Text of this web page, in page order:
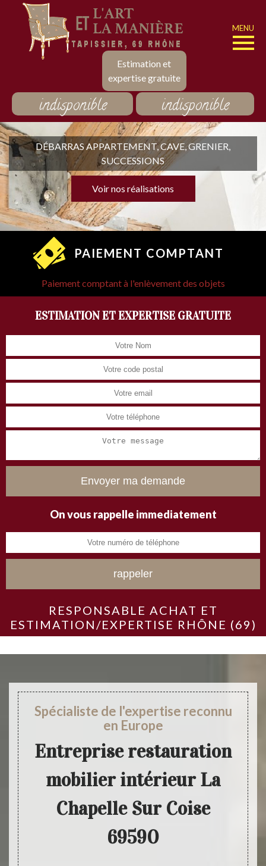
Estimation et
expertise gratuite
MENU
indisponible indisponible
DÉBARRAS APPARTEMENT, CAVE, GRENIER,
SUCCESSIONS
Voir nos réalisations
PAIEMENT COMPTANT
Paiement comptant à l'enlèvement des objets
ESTIMATION ET EXPERTISE GRATUITE
On vous rappelle immediatement
RESPONSABLE ACHAT ET
ESTIMATION/EXPERTISE RHÔNE (69)
Spécialiste de l'expertise reconnu
en Europe
Entreprise restauration
mobilier intérieur La
Chapelle Sur Coise
69590